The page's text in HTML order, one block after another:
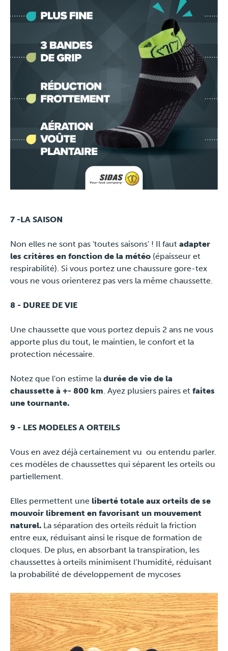
7 -LA SAISON
Non elles ne sont pas 'toutes saisons' ! Il faut adapter
les critères en fonction de la météo (épaisseur et
respirabilité). Si vous portez une chaussure gore-tex
vous ne vous orienterez pas vers la même chaussette.
8 - DUREE DE VIE
Une chaussette que vous portez depuis 2 ans ne vous
apporte plus du tout, le maintien, le confort et la
protection nécessaire.
Notez que l'on estime la durée de vie de la
chaussette à +- 800 km . Ayez plusiers paires et faites
une tournante.
9 - LES MODELES A ORTEILS
Vous en avez déjà certainement vu ou entendu parler.
ces modèles de chaussettes qui séparent les orteils ou
partiellement.
Elles permettent une liberté totale aux orteils de se
mouvoir librement en favorisant un mouvement
naturel. La séparation des orteils réduit la friction
entre eux, réduisant ainsi le risque de formation de
cloques. De plus, en absorbant la transpiration, les
chaussettes à orteils minimisent l’humidité, réduisant
la probabilité de développement de mycoses